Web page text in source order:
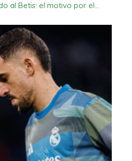
al Betis: el motivo por el…